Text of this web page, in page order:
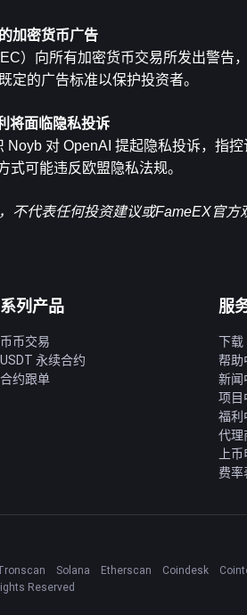
加密货币广告
）向所有加密货币交易所发出警告
定的广告标准以保护投资者。
将面临隐私投诉
Noyb 对 OpenAI 提起隐私投诉，指
式可能违反欧盟隐私法规。
不代表任何投资建议或FameEX官方
系列产品
币币交易
USDT 永续合约
合约跟单
服
下载
帮助
新闻
项目
福利
代理
上
费率
Solana Etherscan Coindesk
Reserved